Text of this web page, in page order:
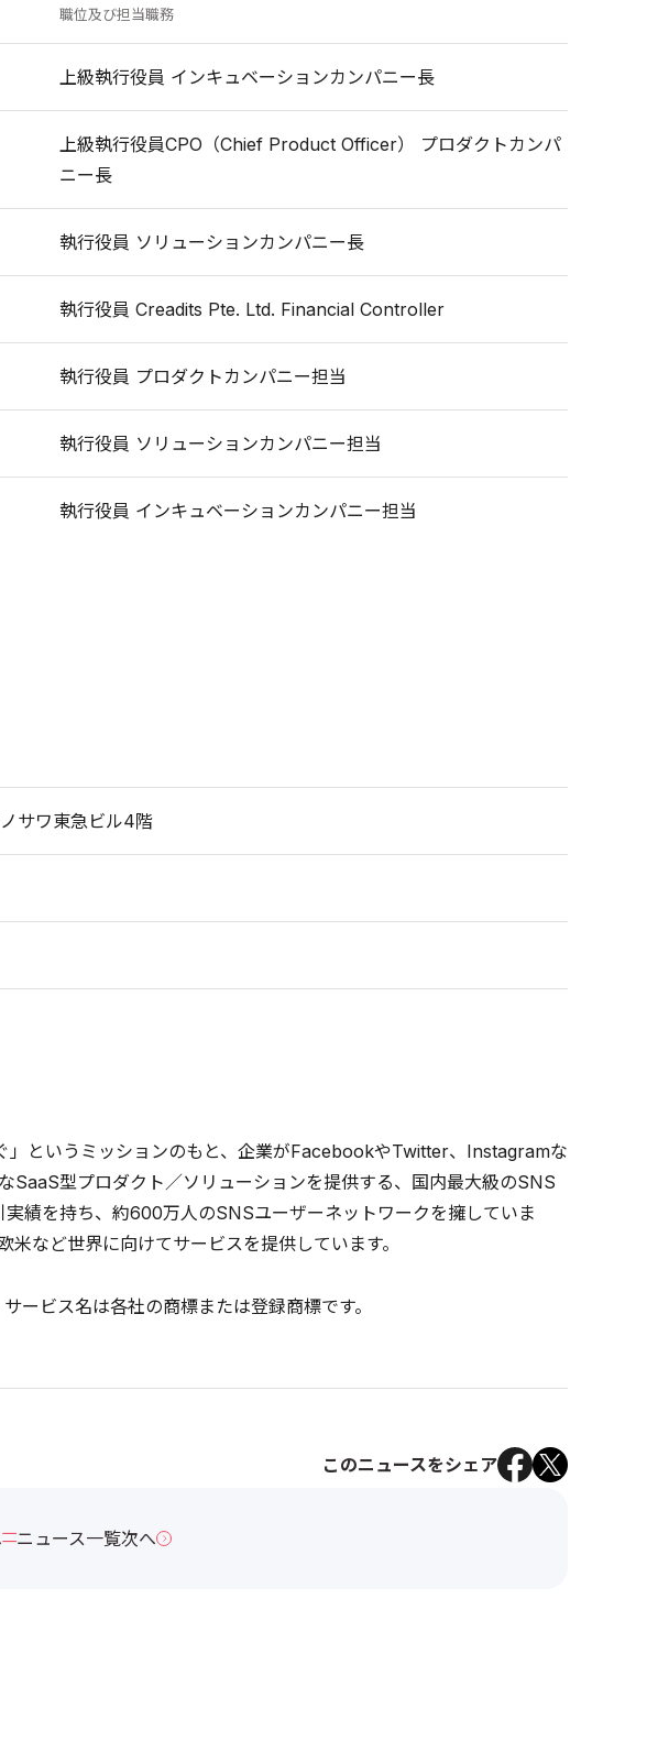
職位及び担当職務
上級執行役員 インキュベーションカンパニー長
上級執行役員CPO（Chief Product Officer） プロダクトカンパ
ニー長
執行役員 ソリューションカンパニー長
執行役員 Creadits Pte. Ltd. Financial Controller
執行役員 プロダクトカンパニー担当
執行役員 ソリューションカンパニー担当
執行役員 インキュベーションカンパニー担当
サワ東急ビル4階
」というミッションのもと、企業がFacebookやTwitter、Instagramな
SaaS型プロダクト／ソリューションを提供する、国内最大級のSNS
績を持ち、約600万人のSNSユーザーネットワークを擁していま
など世界に向けてサービスを提供しています。
ビス名は各社の商標または登録商標です。
このニュースをシェア
ニュース一覧次へ